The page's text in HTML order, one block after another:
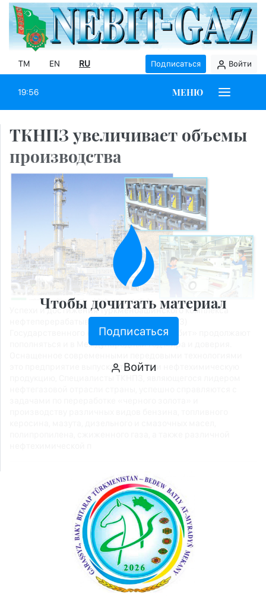
TM EN RU Подписаться Войти
19:56 МЕНЮ
ТКНПЗ увеличивает объемы
производства
Успехи и достижения Туркменбашинского комплекса
нефтеперерабатывающих заводов (ТКНПЗ)
Государственного концерна «Туркменнебит» продолжают
пополняться и в Международный год мира и доверия.
это предприятие выпускает нефте- и нефтехимическую
Чтобы дочитать материал
Подписаться
Войти